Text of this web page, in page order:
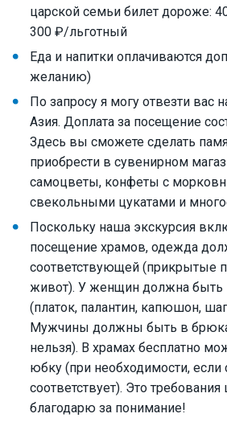
царской семьи билет дороже:
300 ₽/льготный
Еда и напитки оплачиваются
желанию)
По запросу я могу отвезти вас
Азия. Доплата за посещение
Здесь вы сможете сделать
приобрести в сувенирном
самоцветы, конфеты с
свекольными цукатами и
Поскольку наша экскурсия
посещение храмов, одежда
соответствующей (прикрытые
живот). У женщин должна быть
(платок, палантин, капюшон,
Мужчины должны быть в
нельзя). В храмах бесплатно
юбку (при необходимости,
соответствует). Это требования
благодарю за понимание!